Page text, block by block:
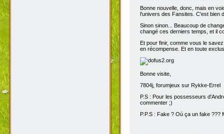
Bonne nouvelle, donc, mais en
l'univers des Fansites. C'est bien
Sinon sinon... Beaucoup de
changé ces derniers temps, et il
Et pour finir, comme vous le
en récompense. Et en toute
Bonne visite,
7804j, forumjeux sur Rykke-Errel
P.S : Pour les possesseurs
commenter ;)
P.P.S : Fake ? Où ça un fake ???